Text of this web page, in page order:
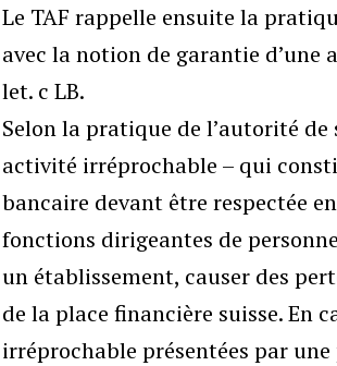
Le TAF rappelle ensuite la
avec la notion de garantie d’une
let. c LB.
Selon la pratique de l’autorité de
activité irréprochable – qui
bancaire devant être respectée
fonctions dirigeantes de
un établissement, causer des
de la place financière suisse. En
irréprochable présentées par